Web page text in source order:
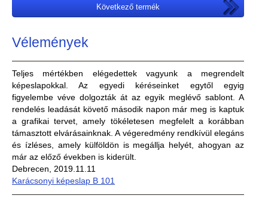
Következő termék
Vélemények
Teljes mértékben elégedettek vagyunk a megrendelt
képeslapokkal. Az egyedi kéréseinket egytől egyig
figyelembe véve dolgozták át az egyik meglévő sablont. A
rendelés leadását követő második napon már meg is kaptuk
a grafikai tervet, amely tökéletesen megfelelt a korábban
támasztott elvárásainknak. A végeredmény rendkívül elegáns
és ízléses, amely külföldön is megállja helyét, ahogyan az
már az előző években is kiderült.
Debrecen, 2019.11.11
Karácsonyi képeslap B 101